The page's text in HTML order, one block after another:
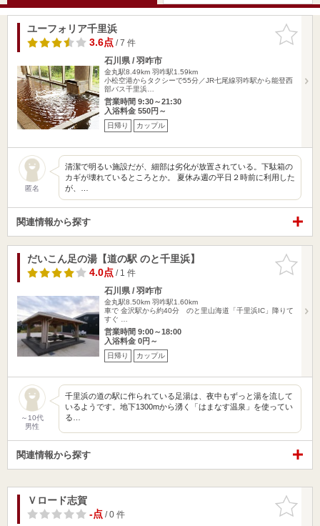
お気に入
りに追加
ユーフォリア千里浜
3.6点/ 7 件
石川県 / 羽咋市
金丸駅8.49km 羽咋駅1.59km
小松空港からタクシーで55分／JR七尾線羽咋駅から能登西
部バス千里浜…
営業時間 9:30～21:30
入浴料金 550円～
日帰り カップル
匿名
清潔で明るい施設だが、細部は劣化が放置されている。下駄箱の
カギが壊れているところとか。 夏休み週の平日２時前に利用した
が、…
関連情報から探す
お気に入
りに追加
だいこん足の湯【道の駅 のと千里浜】
4.0点/ 1 件
石川県 / 羽咋市
金丸駅8.50km 羽咋駅1.60km
車で 金沢駅から約40分 のと里山海道「千里浜IC」降りて
すぐ …
営業時間 9:00～18:00
入浴料金 0円～
日帰り カップル
～10代
男性
千里浜の道の駅に作られている足湯は、夜中もずっと湯を流して
いるようです。地下1300mから湧く「はまなす温泉」を使ってい
る…
関連情報から探す
お気に入
りに追加
Ｖロード志賀
-点/ 0 件